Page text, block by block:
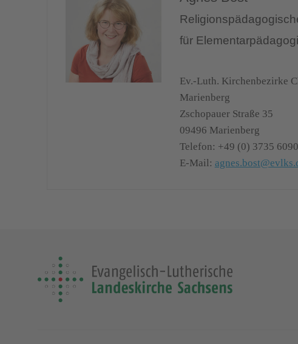
für
Ev.-Luth. Kirchenbezirke
Marienberg
Zschopauer Straße 35
09496 Marienberg
Telefon: +49 (0) 3735
E-Mail: